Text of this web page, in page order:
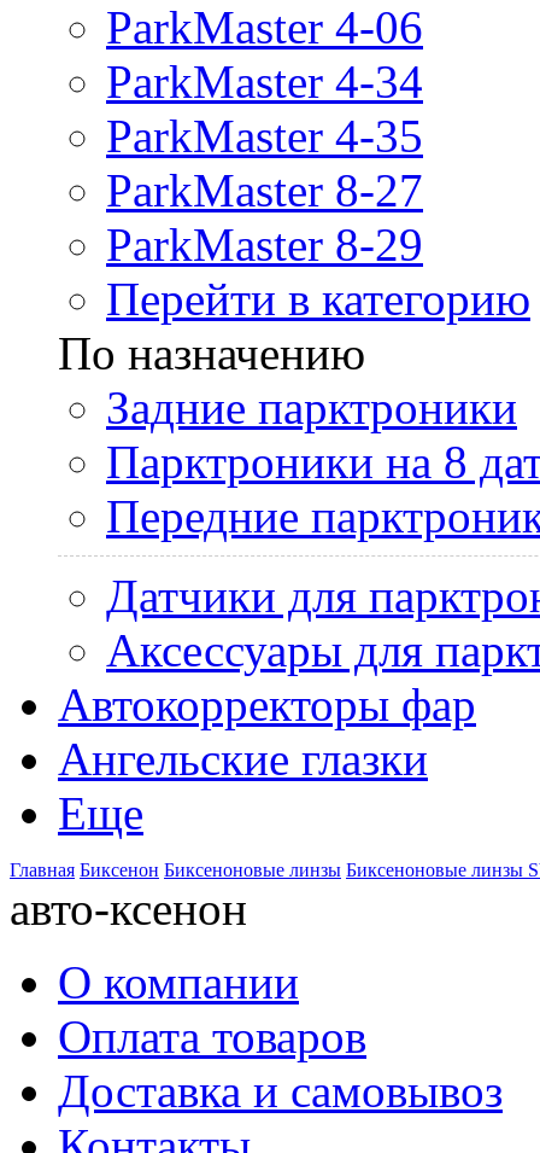
ParkMaster 4-06
ParkMaster 4-34
ParkMaster 4-35
ParkMaster 8-27
ParkMaster 8-29
Перейти в категорию
По назначению
Задние парктроники
Парктроники на 8
Передние
Датчики для
Аксессуары для
Автокорректоры фар
Ангельские глазки
Еще
Главная Биксенон Биксеноновые линзы Биксеноновые линзы
авто-ксенон
О компании
Оплата товаров
Доставка и самовывоз